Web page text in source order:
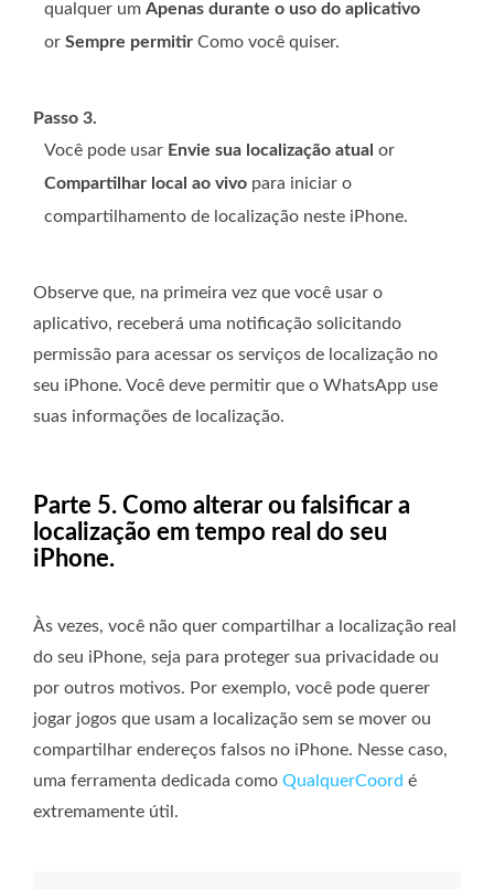
qualquer um Apenas durante o uso do aplicativo
or Sempre permitir Como você quiser.
Passo 3.
Você pode usar Envie sua localização atual or
Compartilhar local ao vivo para iniciar o
compartilhamento de localização neste iPhone.
Observe que, na primeira vez que você usar o
aplicativo, receberá uma notificação solicitando
permissão para acessar os serviços de localização no
seu iPhone. Você deve permitir que o WhatsApp use
suas informações de localização.
Parte 5. Como alterar ou falsificar a
localização em tempo real do seu
iPhone.
Às vezes, você não quer compartilhar a localização real
do seu iPhone, seja para proteger sua privacidade ou
por outros motivos. Por exemplo, você pode querer
jogar jogos que usam a localização sem se mover ou
compartilhar endereços falsos no iPhone. Nesse caso,
uma ferramenta dedicada como QualquerCoord é
extremamente útil.